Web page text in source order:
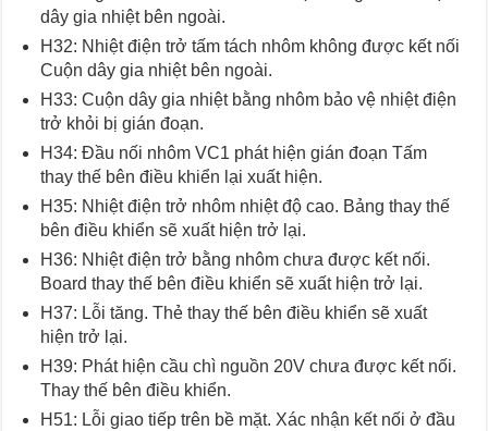
dây gia nhiệt bên ngoài.
H32: Nhiệt điện trở tấm tách nhôm không được kết nối
Cuộn dây gia nhiệt bên ngoài.
H33: Cuộn dây gia nhiệt bằng nhôm bảo vệ nhiệt điện
trở khỏi bị gián đoạn.
H34: Đầu nối nhôm VC1 phát hiện gián đoạn Tấm
thay thế bên điều khiển lại xuất hiện.
H35: Nhiệt điện trở nhôm nhiệt độ cao. Bảng thay thế
bên điều khiển sẽ xuất hiện trở lại.
H36: Nhiệt điện trở bằng nhôm chưa được kết nối.
Board thay thế bên điều khiển sẽ xuất hiện trở lại.
H37: Lỗi tăng. Thẻ thay thế bên điều khiển sẽ xuất
hiện trở lại.
H39: Phát hiện cầu chì nguồn 20V chưa được kết nối.
Thay thế bên điều khiển.
H51: Lỗi giao tiếp trên bề mặt. Xác nhận kết nối ở đầu